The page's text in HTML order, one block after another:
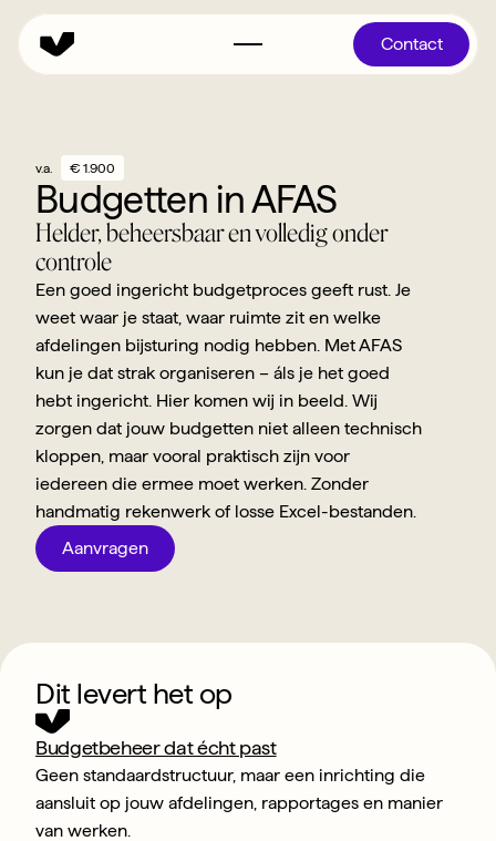
v.a. € 1.900
Budgetten in AFAS
Helder, beheersbaar en volledig onder
controle
Een goed ingericht budgetproces geeft rust. Je
weet waar je staat, waar ruimte zit en welke
afdelingen bijsturing nodig hebben. Met AFAS
kun je dat strak organiseren – áls je het goed
hebt ingericht. Hier komen wij in beeld. Wij
zorgen dat jouw budgetten niet alleen technisch
kloppen, maar vooral praktisch zijn voor
iedereen die ermee moet werken. Zonder
handmatig rekenwerk of losse Excel-bestanden.
Aanvragen
Dit levert het op
Budgetbeheer dat écht past
Geen standaardstructuur, maar een inrichting die
aansluit op jouw afdelingen, rapportages en manier
van werken.
Contact